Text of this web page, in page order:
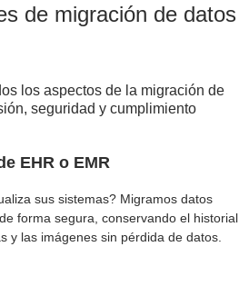
de migración de datos
los aspectos de la migración de
seguridad y cumplimiento
EHR o EMR
sus sistemas? Migramos datos
forma segura, conservando el historial
y las imágenes sin pérdida de datos.